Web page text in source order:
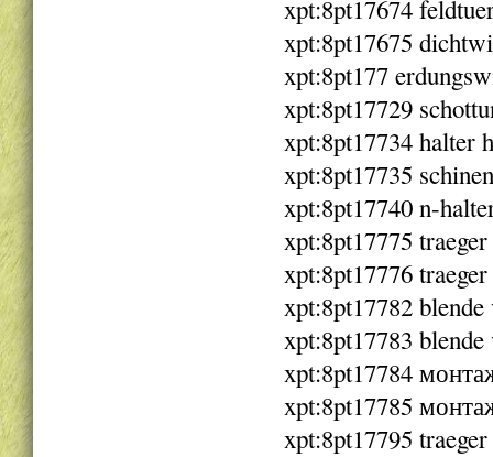
xpt:8pt17674
xpt:8pt17675
xpt:8pt177
xpt:8pt17729
xpt:8pt17734 halter
xpt:8pt17735
xpt:8pt17740 n-
xpt:8pt17775
xpt:8pt17776
xpt:8pt17782
xpt:8pt17783
xpt:8pt17784
xpt:8pt17785
xpt:8pt17795